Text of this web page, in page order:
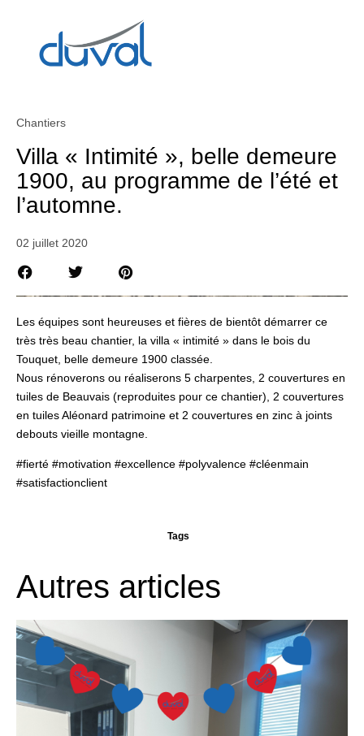
Chantiers
Villa « Intimité », belle demeure
1900, au programme de l’été et
l’automne.
02 juillet 2020
Les équipes sont heureuses et fières de bientôt démarrer ce
très très beau chantier, la villa « intimité » dans le bois du
Touquet, belle demeure 1900 classée.
Nous rénoverons ou réaliserons 5 charpentes, 2 couvertures en
tuiles de Beauvais (reproduites pour ce chantier), 2 couvertures
en tuiles Aléonard patrimoine et 2 couvertures en zinc à joints
debouts vieille montagne.
#fierté #motivation #excellence #polyvalence #cléenmain
#satisfactionclient
Tags
Autres articles